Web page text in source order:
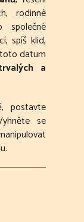
rodinné
společné
spíš klid,
datum
a
postavte
se